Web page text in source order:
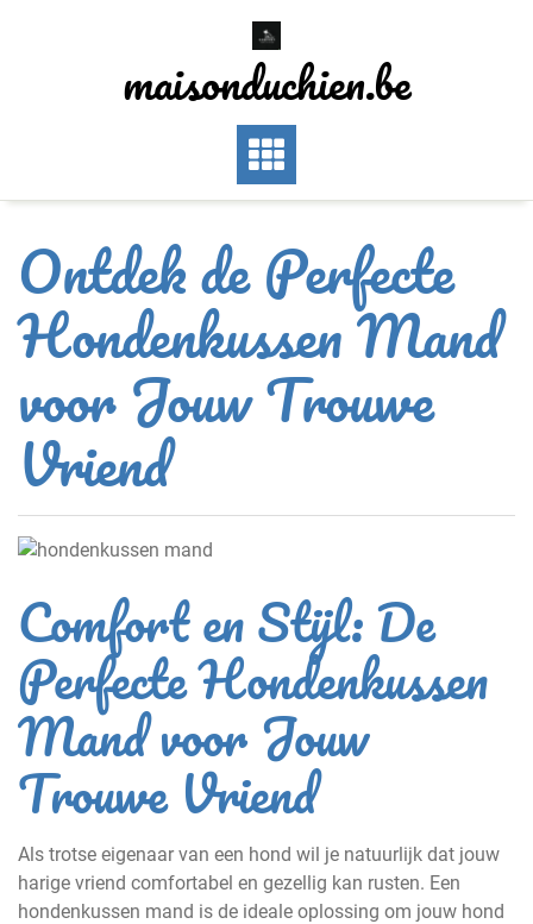
maisonduchien.be
Ontdek de Perfecte
Hondenkussen Mand
voor Jouw Trouwe
Vriend
Comfort en Stijl: De
Perfecte Hondenkussen
Mand voor Jouw
Trouwe Vriend
Als trotse eigenaar van een hond wil je natuurlijk dat jouw
harige vriend comfortabel en gezellig kan rusten. Een
hondenkussen mand is de ideale oplossing om jouw hond